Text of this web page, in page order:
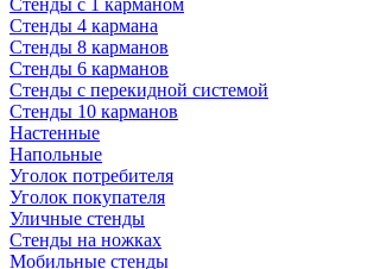
Стенды с 1 карманом
Стенды 4 кармана
Стенды 8 карманов
Стенды 6 карманов
Стенды с перекидной системой
Стенды 10 карманов
Настенные
Напольные
Уголок потребителя
Уголок покупателя
Уличные стенды
Стенды на ножках
Мобильные стенды